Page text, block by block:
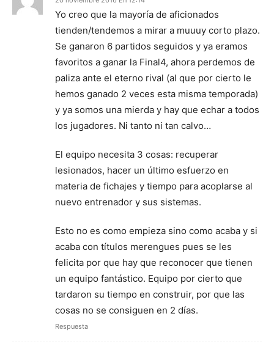
Yo creo que la mayoría de aficionados
tienden/tendemos a mirar a muuuy corto plazo.
Se ganaron 6 partidos seguidos y ya eramos
favoritos a ganar la Final4, ahora perdemos de
paliza ante el eterno rival (al que por cierto le
hemos ganado 2 veces esta misma temporada)
y ya somos una mierda y hay que echar a todos
los jugadores. Ni tanto ni tan calvo…
El equipo necesita 3 cosas: recuperar
lesionados, hacer un último esfuerzo en
materia de fichajes y tiempo para acoplarse al
nuevo entrenador y sus sistemas.
Esto no es como empieza sino como acaba y si
acaba con títulos merengues pues se les
felicita por que hay que reconocer que tienen
un equipo fantástico. Equipo por cierto que
tardaron su tiempo en construir, por que las
cosas no se consiguen en 2 días.
Respuesta